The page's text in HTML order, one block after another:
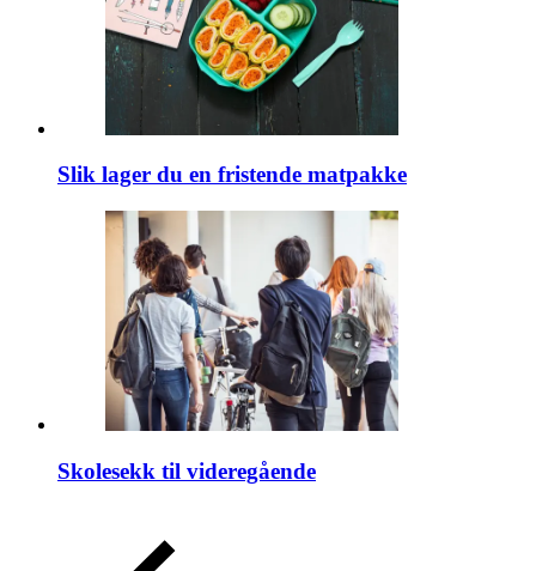
Slik lager du en fristende matpakke
Skolesekk til videregående